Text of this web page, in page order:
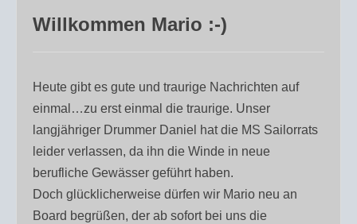
Willkommen Mario :-)
Heute gibt es gute und traurige Nachrichten auf
einmal…zu erst einmal die traurige. Unser
langjähriger Drummer Daniel hat die MS Sailorrats
leider verlassen, da ihn die Winde in neue
berufliche Gewässer geführt haben.
Doch glücklicherweise dürfen wir Mario neu an
Board begrüßen, der ab sofort bei uns die